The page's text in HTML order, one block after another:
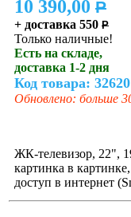
10 390,00 P
+ доставка 550 P
Только наличные!
Есть на складе,
доставка 1-2 дня
Код товара: 32620
Обновлено: больше
ЖК-телевизор, 22",
картинка в
доступ в интернет